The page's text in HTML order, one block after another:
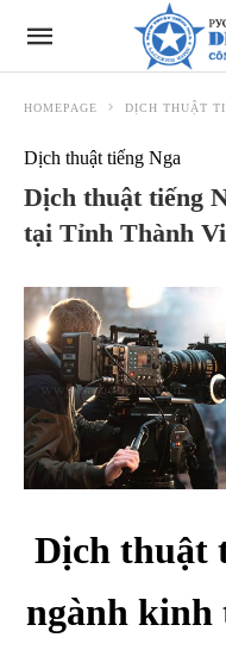
HOMEPAGE DỊCH THUẬT
Dịch thuật tiếng Nga
Dịch thuật tiếng
tại Tỉnh Thành
Dịch thuật
ngành kinh